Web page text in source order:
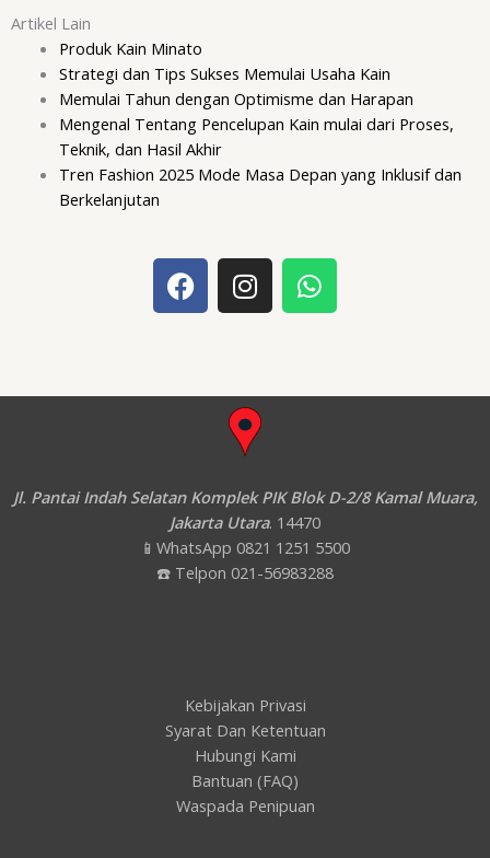
Artikel Lain
Produk Kain Minato
Strategi dan Tips Sukses Memulai Usaha Kain
Memulai Tahun dengan Optimisme dan Harapan
Mengenal Tentang Pencelupan Kain mulai dari Proses,
Teknik, dan Hasil Akhir
Tren Fashion 2025 Mode Masa Depan yang Inklusif dan
Berkelanjutan
F
a
c
o
I
n
s
g
r
a
m
W
h
a
a
Jl. Pantai Indah Selatan Komplek PIK Blok D-2/8 Kamal Muara,
Jakarta Utara. 14470
📱WhatsApp 0821 1251 5500
☎️ Telpon 021-56983288
Kebijakan Privasi
Syarat Dan Ketentuan
Hubungi Kami
Bantuan (FAQ)
Waspada Penipuan